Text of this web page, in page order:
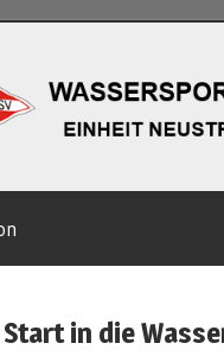
in die